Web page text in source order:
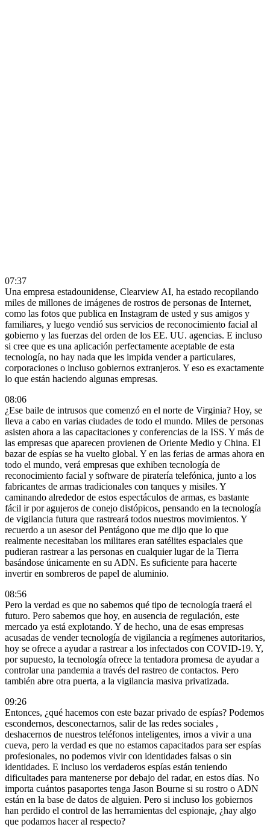
07:37
Una empresa estadounidense, Clearview AI, ha estado recopilando
miles de millones de imágenes de rostros de personas de Internet,
como las fotos que publica en Instagram de usted y sus amigos y
familiares, y luego vendió sus servicios de reconocimiento facial al
gobierno y las fuerzas del orden de los EE. UU. agencias. E incluso
si cree que es una aplicación perfectamente aceptable de esta
tecnología, no hay nada que les impida vender a particulares,
corporaciones o incluso gobiernos extranjeros. Y eso es exactamente
lo que están haciendo algunas empresas.
08:06
¿Ese baile de intrusos que comenzó en el norte de Virginia? Hoy, se
lleva a cabo en varias ciudades de todo el mundo. Miles de personas
asisten ahora a las capacitaciones y conferencias de la ISS. Y más de
las empresas que aparecen provienen de Oriente Medio y China. El
bazar de espías se ha vuelto global. Y en las ferias de armas ahora en
todo el mundo, verá empresas que exhiben tecnología de
reconocimiento facial y software de piratería telefónica, junto a los
fabricantes de armas tradicionales con tanques y misiles. Y
caminando alrededor de estos espectáculos de armas, es bastante
fácil ir por agujeros de conejo distópicos, pensando en la tecnología
de vigilancia futura que rastreará todos nuestros movimientos. Y
recuerdo a un asesor del Pentágono que me dijo que lo que
realmente necesitaban los militares eran satélites espaciales que
pudieran rastrear a las personas en cualquier lugar de la Tierra
basándose únicamente en su ADN. Es suficiente para hacerte
invertir en sombreros de papel de aluminio.
08:56
Pero la verdad es que no sabemos qué tipo de tecnología traerá el
futuro. Pero sabemos que hoy, en ausencia de regulación, este
mercado ya está explotando. Y de hecho, una de esas empresas
acusadas de vender tecnología de vigilancia a regímenes autoritarios,
hoy se ofrece a ayudar a rastrear a los infectados con COVID-19. Y,
por supuesto, la tecnología ofrece la tentadora promesa de ayudar a
controlar una pandemia a través del rastreo de contactos. Pero
también abre otra puerta, a la vigilancia masiva privatizada.
09:26
Entonces, ¿qué hacemos con este bazar privado de espías? Podemos
escondernos, desconectarnos, salir de las redes sociales ,
deshacernos de nuestros teléfonos inteligentes, irnos a vivir a una
cueva, pero la verdad es que no estamos capacitados para ser espías
profesionales, no podemos vivir con identidades falsas o sin
identidades. E incluso los verdaderos espías están teniendo
dificultades para mantenerse por debajo del radar, en estos días. No
importa cuántos pasaportes tenga Jason Bourne si su rostro o ADN
están en la base de datos de alguien. Pero si incluso los gobiernos
han perdido el control de las herramientas del espionaje, ¿hay algo
que podamos hacer al respecto?